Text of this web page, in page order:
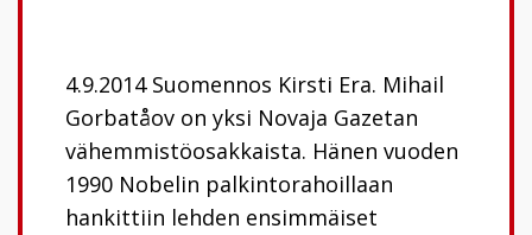
4.9.2014 Suomennos Kirsti Era. Mihail
Gorbatåov on yksi Novaja Gazetan
vähemmistöosakkaista. Hänen vuoden
1990 Nobelin palkintorahoillaan
hankittiin lehden ensimmäiset